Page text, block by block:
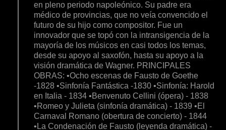
en pleno periodo napoleónico. Su padre era
médico de provincias, que no veía convencido el
futuro de su hijo como compositor. Fue un
innovador que se topó con la intransigencia de la
mayoría de los músicos en casi todos los temas,
desde su apoyo al saxofón, hasta su apoyo a la
visión dramática de Wagner. PRINCIPALES
OBRAS: •Ocho escenas de Fausto de Goethe
-1828 •Sinfonía Fantástica -1830 •Sinfonía: Harold
en Italia - 1834 •Benvenuto Cellini (ópera) - 1838
•Romeo y Julieta (sinfonía dramática) - 1839 •El
Carnaval Romano (obertura de concierto) - 1844
•La Condenación de Fausto (leyenda dramática) -